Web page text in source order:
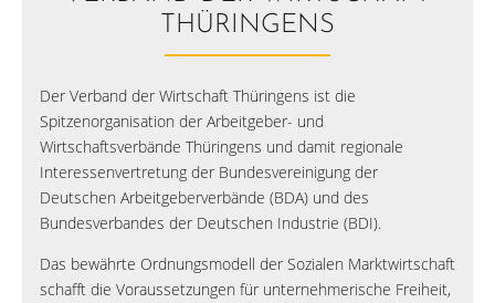
THÜRINGENS
Der Verband der Wirtschaft Thüringens ist die
Spitzenorganisation der Arbeitgeber- und
Wirtschaftsverbände Thüringens und damit regionale
Interessenvertretung der Bundesvereinigung der
Deutschen Arbeitgeberverbände (BDA) und des
Bundesverbandes der Deutschen Industrie (BDI).
Das bewährte Ordnungsmodell der Sozialen Marktwirtschaft
schafft die Voraussetzungen für unternehmerische Freiheit,